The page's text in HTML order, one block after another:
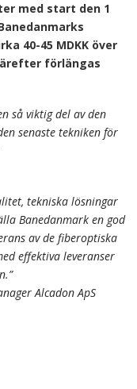
med start den 1
40-45 MDKK över
förlängas
så viktig del av den
senaste tekniken för
tekniska lösningar
Banedanmark en god
av de fiberoptiska
effektiva leveranser
Alcadon ApS